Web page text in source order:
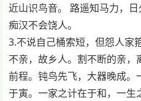
近山识鸟音。 路遥知马力，日
痴汉不会饶人。
3.不说自己桶索短，但怨人家
不亲，故乡人。割不断的亲
前程。钝鸟先飞，大器晚成
于寅。一家之计在于和，一